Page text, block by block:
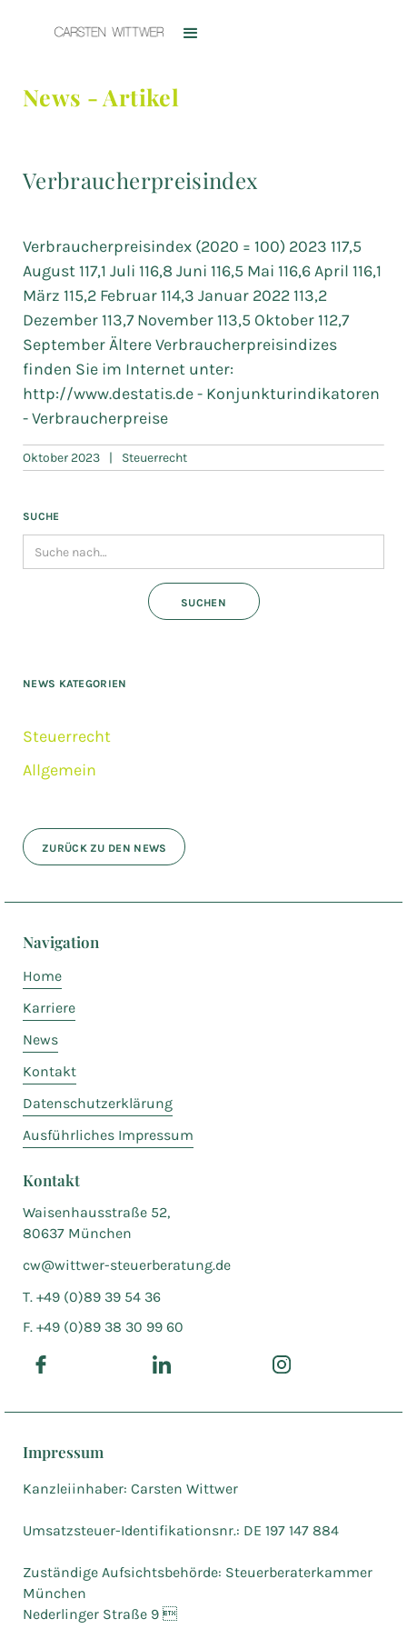
News - Artikel
Verbraucherpreisindex
Verbraucherpreisindex (2020 = 100) 2023 117,5
August 117,1 Juli 116,8 Juni 116,5 Mai 116,6 April 116,1
März 115,2 Februar 114,3 Januar 2022 113,2
Dezember 113,7 November 113,5 Oktober 112,7
September Ältere Verbraucherpreisindizes
finden Sie im Internet unter:
http://www.destatis.de - Konjunkturindikatoren
- Verbraucherpreise
Oktober 2023 | Steuerrecht
SUCHE
NEWS KATEGORIEN
Steuerrecht
Allgemein
ZURÜCK ZU DEN NEWS
Navigation
Home
Karriere
News
Kontakt
Datenschutzerklärung
Ausführliches Impressum
Kontakt
Waisenhausstraße 52,
80637 München
cw@wittwer-steuerberatung.de
T. +49 (0)89 39 54 36
F. +49 (0)89 38 30 99 60
Impressum
Kanzleiinhaber: Carsten Wittwer
Umsatzsteuer-Identifikationsnr.: DE 197 147 884
Zuständige Aufsichtsbehörde: Steuerberaterkammer
München
Nederlinger Straße 9 